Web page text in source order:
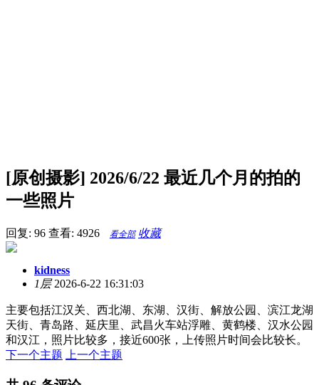
[原创摄影] 2026/6/22 最近几个月的拍的
一些照片
回复: 96 查看: 4926 看全部 收藏
kidness
1层2026-6-22 16:31:03
主要包括江汉关、西北湖、东湖、汉街、解放公园、滨江龙湖
天街、青岛路、延庆里、武昌火车站浮雕、黄鹤楼、汉水公园
和汉江，照片比较多，接近600张，上传照片时间会比较长。
下一个主题
上一个主题